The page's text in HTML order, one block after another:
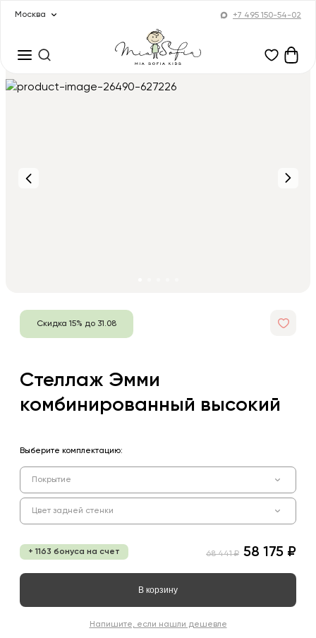
Москва +7 495 150-54-02
Скидка 15% до 31.08
Стеллаж Эмми
комбинированный высокий
Выберите комплектацию:
Покрытие
Цвет задней стенки
+ 1163 бонуса на счет 68 441 ₽ 58 175 ₽
В корзину
Напишите, если нашли дешевле